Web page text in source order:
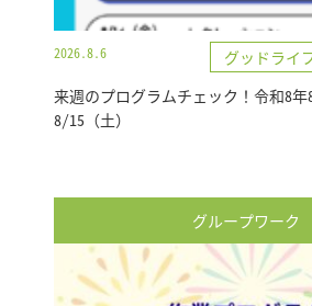
2026.8.6
グッドライ
来週のプログラムチェック！令和8
8/15（土）
グループワーク